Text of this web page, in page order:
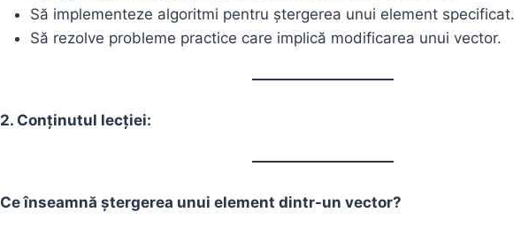
Să implementeze algoritmi pentru ștergerea unui element specificat.
Să rezolve probleme practice care implică modificarea unui vector.
2. Conținutul lecției:
Ce înseamnă ștergerea unui element dintr-un vector?